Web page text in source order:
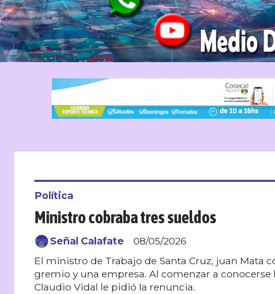
Ministro cobraba tres sueldos
El ministro de Trabajo de Santa Cruz, juan Mata
gremio y una empresa. Al comenzar a
Claudio Vidal le pidió la renuncia.
Política
08/05/2026
Señal Calafate